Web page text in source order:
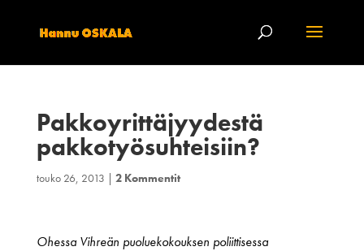
Pakkoyrittäjyydestä
pakkotyösuhteisiin?
touko 26, 2013 | 2 Kommentit
Ohessa Vihreän puoluekokouksen poliittisessa